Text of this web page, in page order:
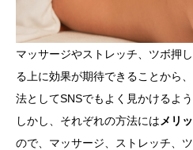
マッサージやストレッチ、ツボ押
る上に効果が期待できることから
法としてSNSでもよく見かけるよう
しかし、それぞれの方法には メリ
ので、マッサージ、ストレッチ、